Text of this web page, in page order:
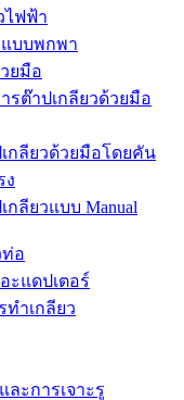
ไฟฟ้า
แบบพกพา
ยมือ
รต๊าปเกลียวด้วยมือ
เกลียวด้วยมือโดยคัน
ง
กลียวแบบ Manual
ท่อ
ะแดปเตอร์
ำเกลียว
ละการเจาะรู